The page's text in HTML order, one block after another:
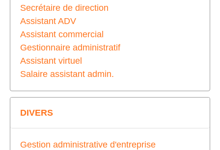
Secrétaire de direction
Assistant ADV
Assistant commercial
Gestionnaire administratif
Assistant virtuel
Salaire assistant admin.
DIVERS
Gestion administrative d'entreprise